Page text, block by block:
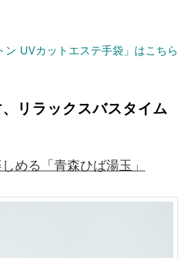
ン UVカットエステ手袋」はこちら
リラックスバスタイム
める「青森ひば湯玉」